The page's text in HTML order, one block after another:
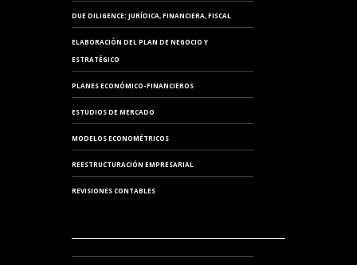
DUE DILIGENCE: JURÍDICA, FINANCIERA, FISCAL
ELABORACIÓN DEL PLAN DE NEGOCIO Y
ESTRATÉGICO
PLANES ECONÓMICO-FINANCIEROS
ESTUDIOS DE MERCADO
MODELOS ECONOMÉTRICOS
REESTRUCTURACIÓN EMPRESARIAL
REVISIONES CONTABLES